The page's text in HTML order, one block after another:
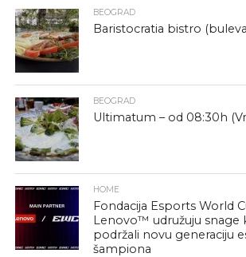
BEOGRAD
Baristocratia bistro
BEOGRAD
Ultimatum – od 08:30h
HOME
Fondacija Esports World
Lenovo™ udružuju snage
podržali novu generaciju
šampiona